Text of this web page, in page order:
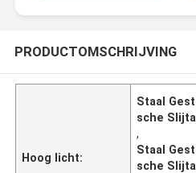
PRODUCTOMSCHRIJVING
Hoog licht:
Staal
sche
,
Staal
sche